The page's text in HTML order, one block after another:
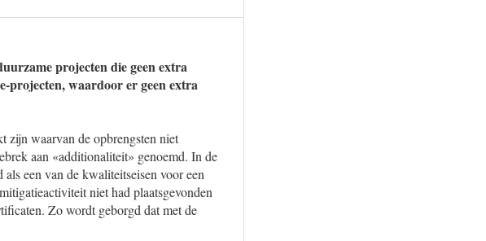
projecten die geen extra
projecten, waardoor er geen extra
zijn waarvan de opbrengsten niet
aan «additionaliteit» genoemd. In de
een van de kwaliteitseisen voor een
niet had plaatsgevonden
Zo wordt geborgd dat met de